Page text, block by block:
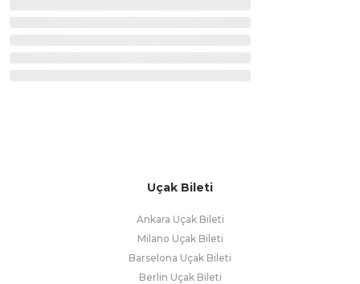
Uçak Bileti
Ankara Uçak Bileti
Milano Uçak Bileti
Barselona Uçak Bileti
Berlin Uçak Bileti